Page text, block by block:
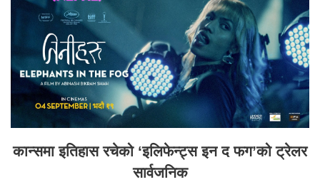
कान्समा इतिहास रचेको ‘इलिफेन्ट्स इन द फग’को ट्रेलर
सार्वजनिक